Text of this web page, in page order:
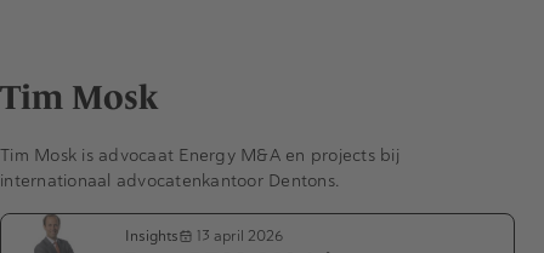
Tim Mosk
Tim Mosk is advocaat Energy M&A en projects bij
internationaal advocatenkantoor Dentons.
Insights 13 april 2026